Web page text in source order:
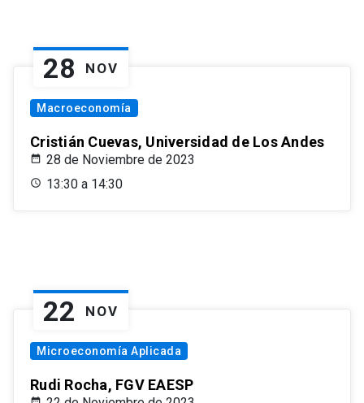
28 NOV
Macroeconomía
Cristián Cuevas, Universidad de Los Andes
28 de Noviembre de 2023
13:30 a 14:30
22 NOV
Microeconomía Aplicada
Rudi Rocha, FGV EAESP